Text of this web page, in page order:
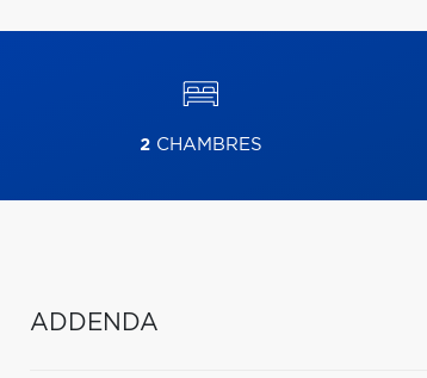
2CHAMBRES
ADDENDA